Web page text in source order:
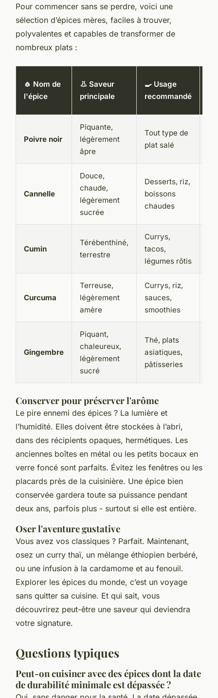
Pour commencer sans se perdre, voici une
sélection d’épices mères, faciles à trouver,
polyvalentes et capables de transformer de
nombreux plats :
🧄 Nom de
l'épice
👃 Saveur
principale
🍳 Usage
recommandé
Poivre noir
Piquante,
légèrement
âpre
Tout type de
plat salé
Cannelle
Douce,
chaude,
légèrement
sucrée
Desserts, riz,
boissons
chaudes
Cumin
Térébenthiné,
terrestre
Currys,
tacos,
légumes rôtis
Curcuma
Terreuse,
légèrement
amère
Currys, riz,
sauces,
smoothies
Gingembre
Piquant,
chaleureux,
légèrement
sucré
Thé, plats
asiatiques,
pâtisseries
Conserver pour préserver l'arôme
Le pire ennemi des épices ? La lumière et
l’humidité. Elles doivent être stockées à l’abri,
dans des récipients opaques, hermétiques. Les
anciennes boîtes en métal ou les petits bocaux en
verre foncé sont parfaits. Évitez les fenêtres ou les
placards près de la cuisinière. Une épice bien
conservée gardera toute sa puissance pendant
deux ans, parfois plus - surtout si elle est entière.
Oser l'aventure gustative
Vous avez vos classiques ? Parfait. Maintenant,
osez un curry thaï, un mélange éthiopien berbéré,
ou une infusion à la cardamome et au fenouil.
Explorer les épices du monde, c’est un voyage
sans quitter sa cuisine. Et qui sait, vous
découvrirez peut-être une saveur qui deviendra
votre signature.
Questions typiques
Peut-on cuisiner avec des épices dont la date
de durabilité minimale est dépassée ?